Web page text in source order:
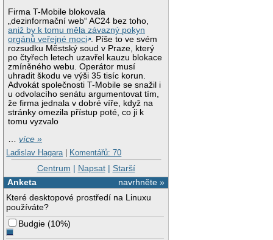
Firma T-Mobile blokovala
„dezinformační web“ AC24 bez toho,
aniž by k tomu měla závazný pokyn
orgánů veřejné moci . Píše to ve svém
rozsudku Městský soud v Praze, který
po čtyřech letech uzavřel kauzu blokace
zmíněného webu. Operátor musí
uhradit škodu ve výši 35 tisíc korun.
Advokát společnosti T-Mobile se snažil i
u odvolacího senátu argumentovat tím,
že firma jednala v dobré víře, když na
stránky omezila přístup poté, co ji k
tomu vyzvalo
…více »
Ladislav Hagara | Komentářů: 70
Centrum | Napsat| Starší
navrhněte »
Anketa
Které desktopové prostředí na Linuxu
používáte?
Budgie (10%)